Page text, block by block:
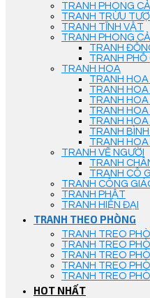
TRANH PHONG
TRANH TRỪU
TRANH TĨNH VẬT
TRANH PHONG
TRANH
TRANH PHỐ
TRANH HOA
TRANH HOA
TRANH
TRANH HOA
TRANH HOA
TRANH HOA
TRANH
TRANH HOA
TRANH VẼ NGƯỜI
TRANH
TRANH CÔ
TRANH CÔNG
TRANH PHẬT
TRANH HIỆN ĐẠI
TRANH THEO PHÒNG
TRANH TREO
TRANH TREO
TRANH TREO
TRANH TREO
TRANH TREO
HOT NHẤT